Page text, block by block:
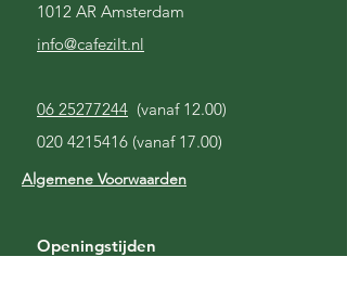
1012 AR Amsterdam
info@cafezilt.nl
06 25277244 (vanaf 12.00)
020 4215416 (vanaf 17.00)
Algemene Voorwaarden
Openingstijden